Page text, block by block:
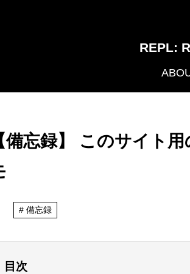
REPL:
備忘録】 このサイト
備忘録
目次